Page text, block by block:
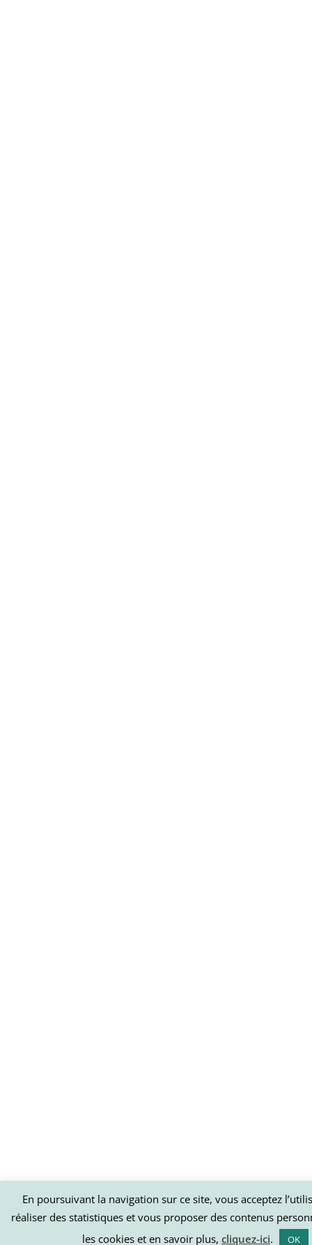
En poursuivant la navigation sur ce site, vous acceptez
réaliser des statistiques et vous proposer des contenus
les cookies et en savoir plus, cliquez-ici. OK